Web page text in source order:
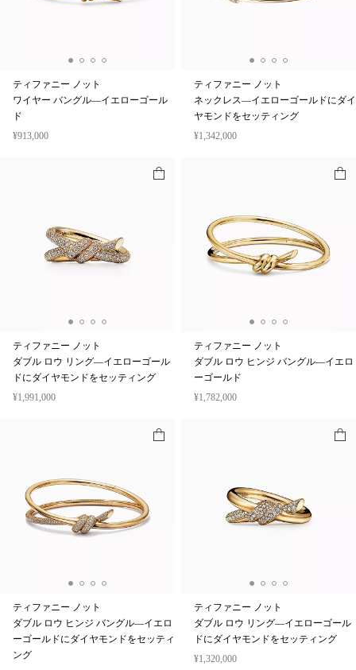
ティファニー ノット
ワイヤー バングル—イエローゴール
ド
¥913,000
ティファニー ノット
ネックレス—イエローゴールドにダイ
ヤモンドをセッティング
¥1,342,000
ティファニー ノット
ダブル ロウ リング—イエローゴール
ドにダイヤモンドをセッティング
¥1,991,000
ティファニー ノット
ダブル ロウ ヒンジ バングル—イエロ
ーゴールド
¥1,782,000
ティファニー ノット
ダブル ロウ ヒンジ バングル—イエロ
ーゴールドにダイヤモンドをセッティ
ング
ティファニー ノット
ダブル ロウ リング—イエローゴール
ドにダイヤモンドをセッティング
¥1,320,000